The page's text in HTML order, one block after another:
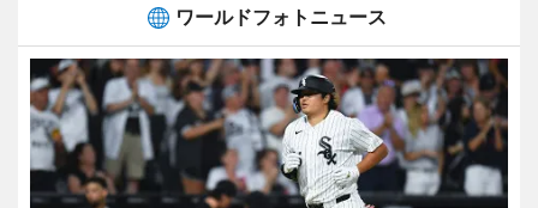
ワールドフォトニュース